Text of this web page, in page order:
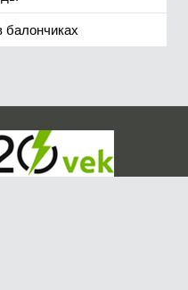
балончиках